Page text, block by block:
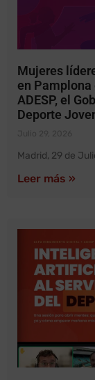
Mujeres
en
ADESP, el
Deporte
Madrid, 29 de
Leer más »